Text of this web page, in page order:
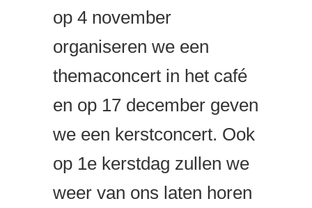
op 4 november
organiseren we een
themaconcert in het café
en op 17 december geven
we een kerstconcert. Ook
op 1e kerstdag zullen we
weer van ons laten horen